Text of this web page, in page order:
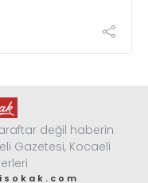
değil haberin
Gazetesi, Kocaeli